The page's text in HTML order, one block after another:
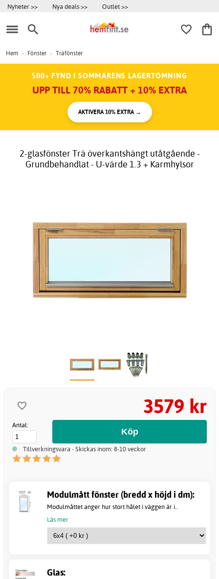
Nyheter >> Nya deals >> Outlet >>
Hem > Fönster > Träfönster
500+ FYND I SOMMARENS LAGERTÖMNING
UPP TILL 70% RABATT + 10% EXTRA
AKTIVERA 10% EXTRA →
2-glasfönster Trä överkantshängt utåtgående -
Grundbehandlat - U-värde 1.3 + Karmhylsor
3579 kr
Antal:
Tillverkningsvara - Skickas inom: 8-10 veckor
Modulmått fönster (bredd x höjd i dm):
Modulmåttet anger hur stort hålet i väggen är i..
Läs mer
Glas: